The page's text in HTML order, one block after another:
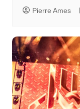
Pierre Ames